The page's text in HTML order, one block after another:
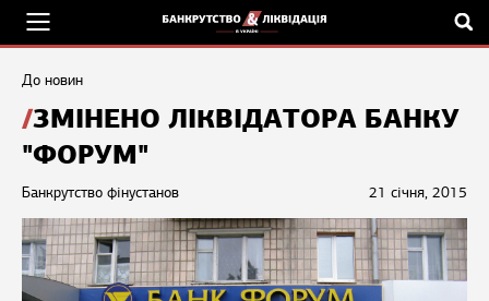
До новин
ЗМІНЕНО ЛІКВІДАТОРА БАНКУ
"ФОРУМ"
21 січня, 2015
Банкрутство фінустанов